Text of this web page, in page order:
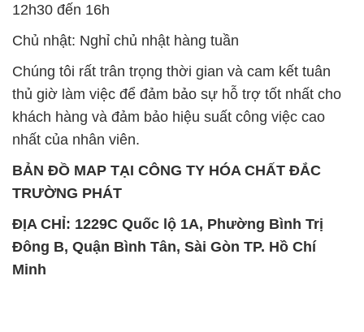
12h30 đến 16h
Chủ nhật: Nghỉ chủ nhật hàng tuần
Chúng tôi rất trân trọng thời gian và cam kết tuân
thủ giờ làm việc để đảm bảo sự hỗ trợ tốt nhất cho
khách hàng và đảm bảo hiệu suất công việc cao
nhất của nhân viên.
BẢN ĐỒ MAP TẠI CÔNG TY HÓA CHẤT ĐẮC
TRƯỜNG PHÁT
ĐỊA CHỈ: 1229C Quốc lộ 1A, Phường Bình Trị
Đông B, Quận Bình Tân, Sài Gòn TP. Hồ Chí
Minh